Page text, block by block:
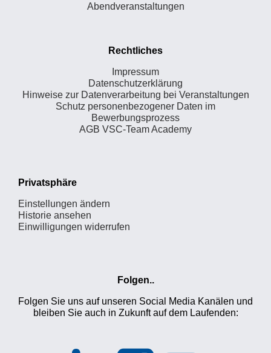
Abendveranstaltungen
Rechtliches
Impressum
Datenschutzerklärung
Hinweise zur Datenverarbeitung bei Veranstaltungen
Schutz personenbezogener Daten im
Bewerbungsprozess
AGB VSC-Team Academy
Privatsphäre
Einstellungen ändern
Historie ansehen
Einwilligungen widerrufen
Folgen..
Folgen Sie uns auf unseren Social Media Kanälen und
bleiben Sie auch in Zukunft auf dem Laufenden: